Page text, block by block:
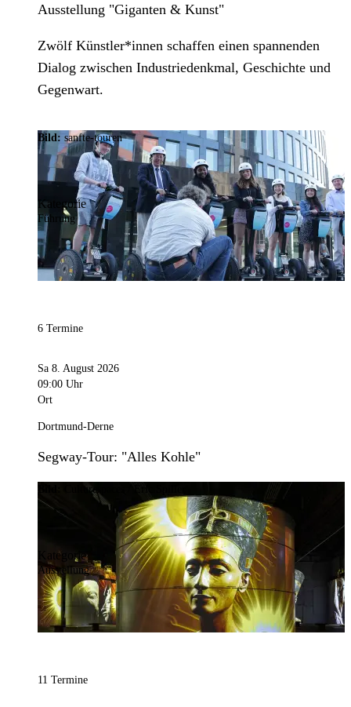
Ausstellung "Giganten & Kunst"
Zwölf Künstler*innen schaffen einen spannenden
Dialog zwischen Industriedenkmal, Geschichte und
Gegenwart.
Bild: sanfte-touren
Kategorie
Führung
6 Termine
Sa 8. August 2026
09:00 Uhr
Ort
Dortmund-Derne
Segway-Tour: "Alles Kohle"
Culturespaces / Eric Spiller
Kategorie
Ausstellung
11 Termine